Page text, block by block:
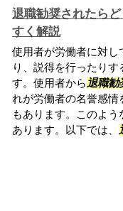
退職勧奨されたら
すく解説
使用者が労働者に対し
り、説得を行ったりす
す。使用者から 退職勧
れが労働者の名誉感情
もあります。このよう
あります。以下では、